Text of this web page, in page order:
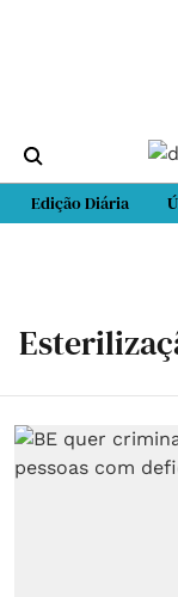
Edição Diária